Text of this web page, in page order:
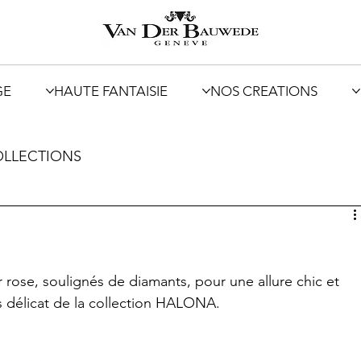
HAUTE FANTAISIE NOS CREATIONS
soulignés de diamants, pour une allure chic et
délicat de la collection HALONA.